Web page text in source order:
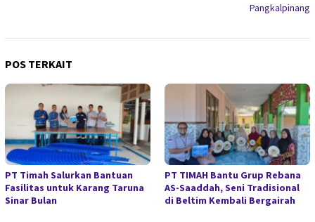
Pangkalpinang
POS TERKAIT
PT Timah Salurkan Bantuan
Fasilitas untuk Karang Taruna
Sinar Bulan
PT TIMAH Bantu Grup Rebana
AS-Saaddah, Seni Tradisional
di Beltim Kembali Bergairah